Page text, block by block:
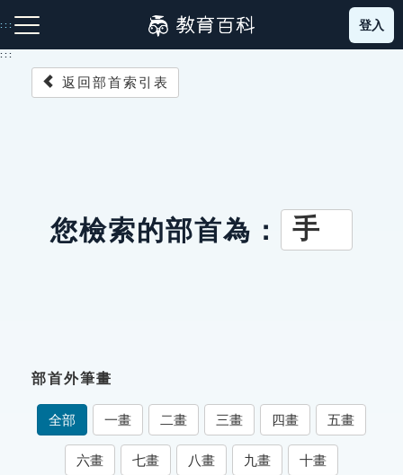
到
主
:::
成語故事
索引選單
知識索引
登入
:::
返回部首索引表
您檢索的部首為： 手
部首外筆畫
全部 一畫 二畫 三畫 四畫 五畫
六畫 七畫 八畫 九畫 十畫